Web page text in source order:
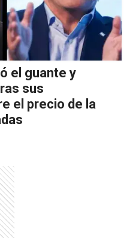
el guante y
sus
el precio de la